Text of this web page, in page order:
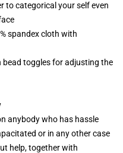
to categorical your self even
spandex cloth with
toggles for adjusting the
anybody who has hassle
or in any other case
help, together with